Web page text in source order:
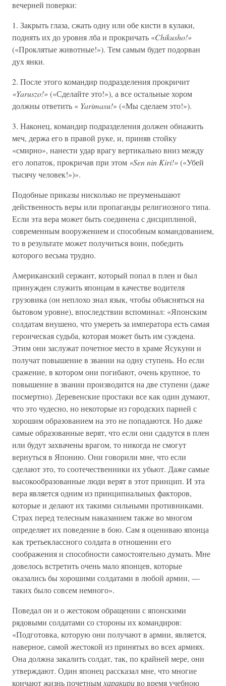
вечерней поверки:
1. Закрыть глаза, сжать одну или обе кисти в кулаки,
поднять их до уровня лба и прокричать «Chikusho!»
(«Проклятые животные!»). Тем самым будет подорван
дух янки.
2. После этого командир подразделения прокричит
«Yaruszo!»(«Сделайте это!»), а все остальные хором
должны ответить « Yarimasu!» («Мы сделаем это!»).
3. Наконец, командир подразделения должен обнажить
меч, держа его в правой руке, и, приняв стойку
«смирно», нанести удар врагу вертикально вниз между
его лопаток, прокричав при этом «Sen nin Kiri!»(«Убей
тысячу человек!»)».
Подобные приказы нисколько не преуменьшают
действенность веры или пропаганды религиозного типа.
Если эта вера может быть соединена с дисциплиной,
современным вооружением и способным командованием,
то в результате может получиться воин, победить
которого весьма трудно.
Американский сержант, который попал в плен и был
принужден служить японцам в качестве водителя
грузовика (он неплохо знал язык, чтобы объясняться на
бытовом уровне), впоследствии вспоминал: «Японским
солдатам внушено, что умереть за императора есть самая
героическая судьба, которая может быть им суждена.
Этим они заслужат почетное место в храме Ясукуни и
получат повышение в звании на одну ступень. Но если
сражение, в котором они погибают, очень крупное, то
повышение в звании производится на две ступени (даже
посмертно). Деревенские простаки все как один думают,
что это чудесно, но некоторые из городских парней с
хорошим образованием на это не попадаются. Но даже
самые образованные верят, что если они сдадутся в плен
или будут захвачены врагом, то никогда не смогут
вернуться в Японию. Они говорили мне, что если
сделают это, то соотечественники их убьют. Даже самые
высокообразованные люди верят в этот принцип. И эта
вера является одним из принципиальных факторов,
которые и делают их такими сильными противниками.
Страх перед телесным наказанием также во многом
определяет их поведение в бою. Сам я оцениваю японца
как третьеклассного солдата в отношении его
соображения и способности самостоятельно думать. Мне
довелось встретить очень мало японцев, которые
оказались бы хорошими солдатами в любой армии, —
таких было совсем немного».
Поведал он и о жестоком обращении с японскими
рядовыми солдатами со стороны их командиров:
«Подготовка, которую они получают в армии, является,
наверное, самой жестокой из принятых во всех армиях.
Она должна закалить солдат, так, по крайней мере, они
утверждают. Один японец рассказал мне, что многие
кончают жизнь почетнымхаракириво время учебною